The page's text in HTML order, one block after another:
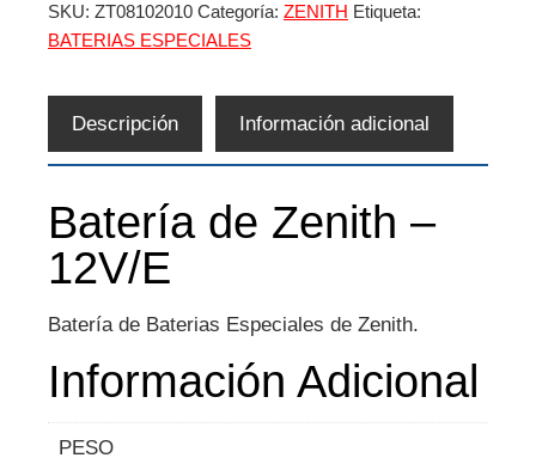
SKU: ZT08102010 Categoría: ZENITH Etiqueta:
BATERIAS ESPECIALES
Descripción Información adicional
Batería de Zenith –
12V/E
Batería de Baterias Especiales de Zenith.
Información Adicional
PESO